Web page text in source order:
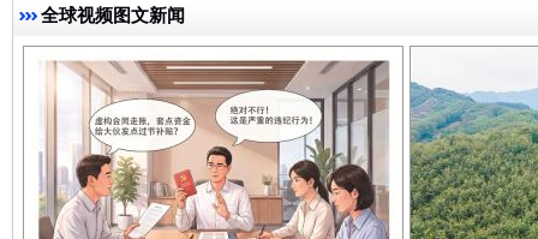
全球视频图文新闻
千年窑火 生生不息